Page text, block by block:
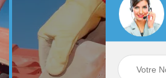
Recherche de fuite
de toiture 44